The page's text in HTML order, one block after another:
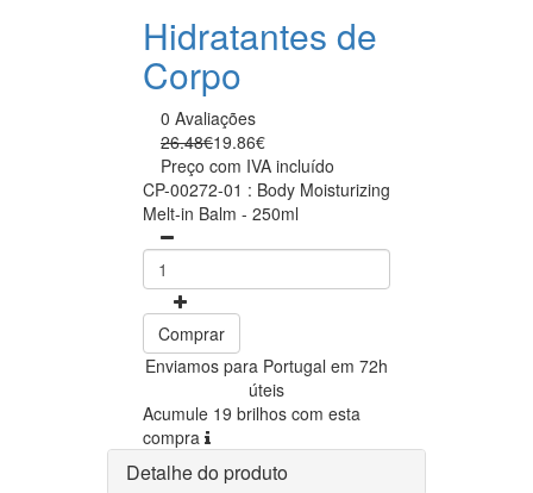
Hidratantes de
Corpo
0 Avaliações
26.48€19.86€
Preço com IVA incluído
CP-00272-01 : Body Moisturizing
Melt-in Balm - 250ml
Comprar
Enviamos para Portugal em 72h
úteis
Acumule 19 brilhos com esta
compra
Detalhe do produto